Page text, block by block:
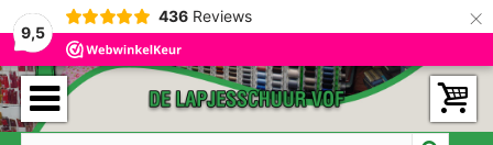
9,5
436 Reviews ×